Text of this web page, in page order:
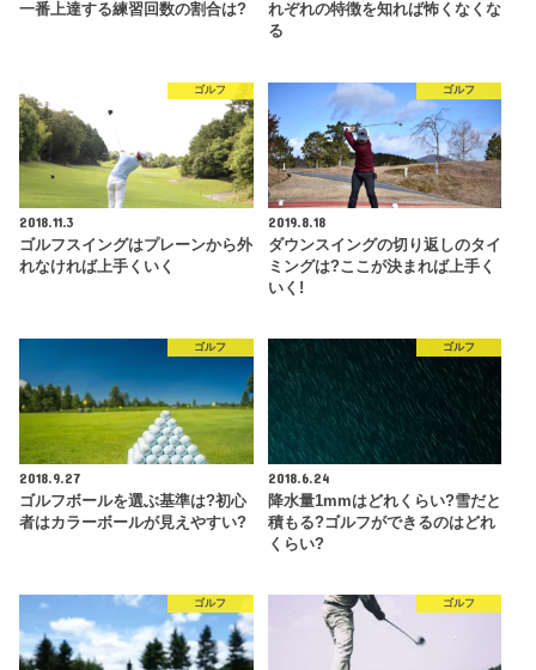
一番上達する練習回数の割合は?
れぞれの特徴を知れば怖くなくな
る
ゴルフ
2018.11.3
ゴルフスイングはプレーンから外
れなければ上手くいく
ゴルフ
2019.8.18
ダウンスイングの切り返しのタイ
ミングは?ここが決まれば上手く
いく!
ゴルフ
2018.9.27
ゴルフボールを選ぶ基準は?初心
者はカラーボールが見えやすい?
ゴルフ
2018.6.24
降水量1mmはどれくらい?雪だと
積もる?ゴルフができるのはどれ
くらい?
ゴルフ ゴルフ